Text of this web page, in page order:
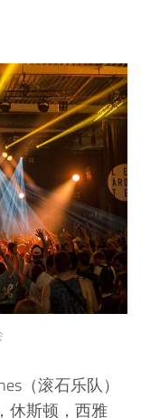
（滚石乐队）
休斯顿，西雅